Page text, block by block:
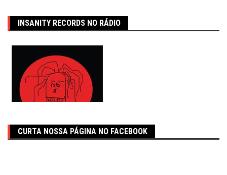
INSANITY RECORDS NO RÁDIO
CURTA NOSSA PÁGINA NO FACEBOOK